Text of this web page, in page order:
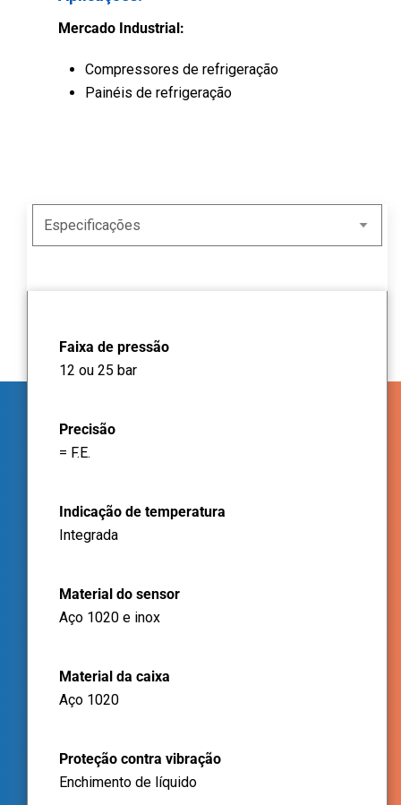
Mercado Industrial:
Compressores de refrigeração
Painéis de refrigeração
Faixa de pressão
12 ou 25 bar
Precisão
= F.E.
Indicação de temperatura
Integrada
Material do sensor
Aço 1020 e inox
Material da caixa
Aço 1020
Proteção contra vibração
Enchimento de líquido